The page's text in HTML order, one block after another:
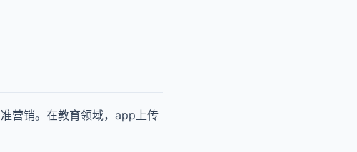
营销。在教育领域，app上传